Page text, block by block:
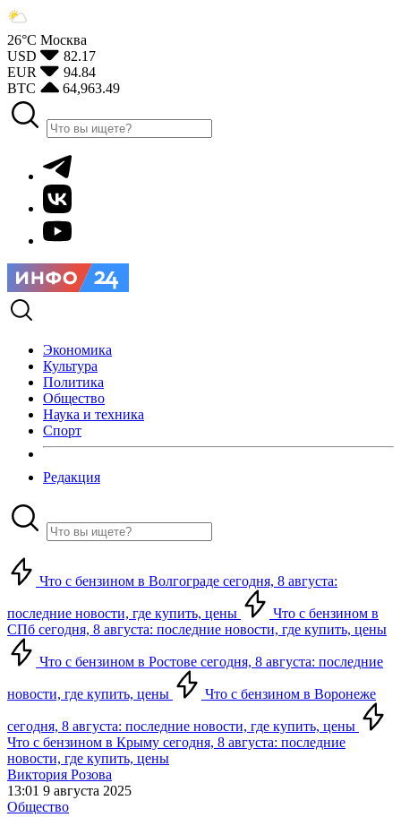
26°С Москва
USD
82.17
EUR
94.84
BTC
64,963.49
Экономика
Культура
Политика
Общество
Наука и техника
Спорт
Редакция
Что с бензином в Волгограде сегодня, 8 августа:
последние новости, где купить, цены
Что с бензином в
СПб сегодня, 8 августа: последние новости, где купить, цены
Что с бензином в Ростове сегодня, 8 августа: последние
новости, где купить, цены Что с бензином в Воронеже
сегодня, 8 августа: последние новости, где купить, цены
Что с бензином в Крыму сегодня, 8 августа: последние
новости, где купить, цены
Виктория Розова
13:01 9 августа 2025
Общество